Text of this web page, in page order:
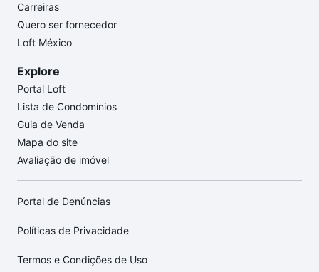
Carreiras
Quero ser fornecedor
Loft México
Explore
Portal Loft
Lista de Condomínios
Guia de Venda
Mapa do site
Avaliação de imóvel
Portal de Denúncias
Políticas de Privacidade
Termos e Condições de Uso